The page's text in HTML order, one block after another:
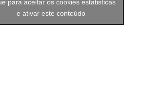
para aceitar os cookies estatisticas
e ativar este conteúdo